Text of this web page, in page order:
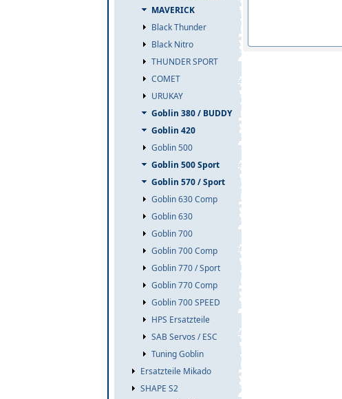
MAVERICK
Black Thunder
Black Nitro
THUNDER SPORT
COMET
URUKAY
Goblin 380 / BUDDY
Goblin 420
Goblin 500
Goblin 500 Sport
Goblin 570 / Sport
Goblin 630 Comp
Goblin 630
Goblin 700
Goblin 700 Comp
Goblin 770 / Sport
Goblin 770 Comp
Goblin 700 SPEED
HPS Ersatzteile
SAB Servos / ESC
Tuning Goblin
Ersatzteile Mikado
SHAPE S2